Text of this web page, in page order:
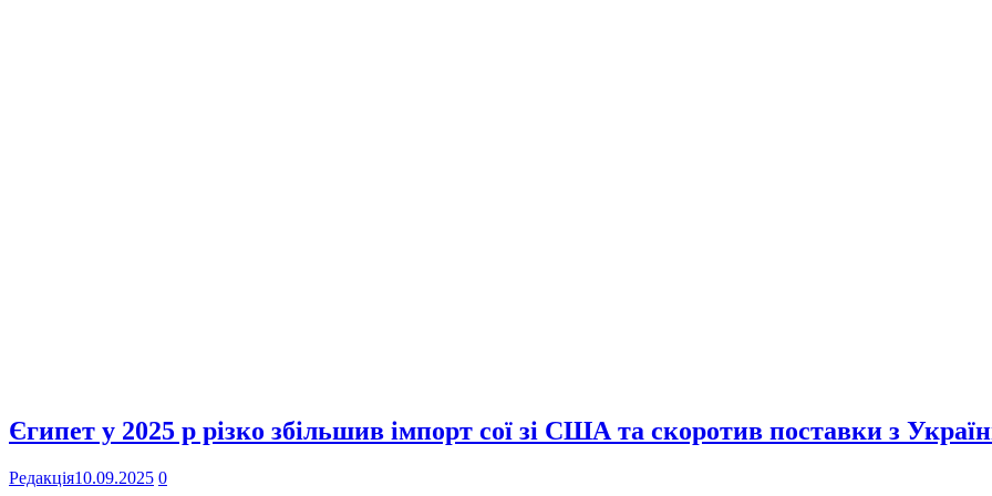
Єгипет у 2025 р різко збільшив імпорт сої зі США та скоротив поставки з
Редакція10.09.2025 0